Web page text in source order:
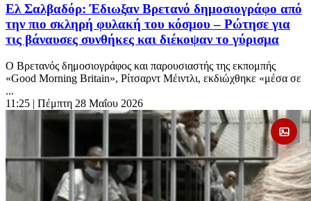
Ελ Σαλβαδόρ: Έδιωξαν Βρετανό δημοσιογράφο από
την πιο σκληρή φυλακή του κόσμου – Ρώτησε για
τις βάναυσες συνθήκες και διέκοψαν το γύρισμα
Ο Βρετανός δημοσιογράφος και παρουσιαστής της εκπομπής
«Good Morning Britain», Ρίτσαρντ Μέιντλι, εκδιώχθηκε «μέσα σε
...
11:25 | Πέμπτη 28 Μαΐου 2026